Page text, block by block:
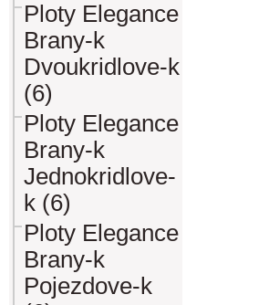
Ploty Elegance
Brany-k
Dvoukridlove-k
(6)
Ploty Elegance
Brany-k
Jednokridlove-
k (6)
Ploty Elegance
Brany-k
Pojezdove-k